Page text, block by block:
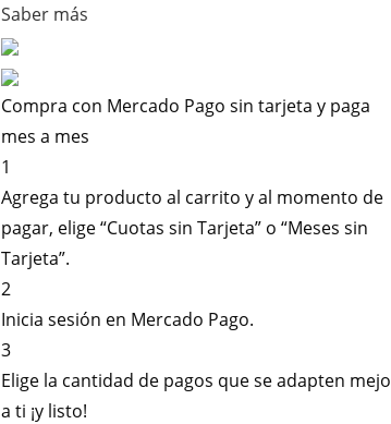
Saber más
Compra con Mercado Pago sin tarjeta y paga
mes a mes
1
Agrega tu producto al carrito y al momento de
pagar, elige “Cuotas sin Tarjeta” o “Meses sin
Tarjeta”.
2
Inicia sesión en Mercado Pago.
3
Elige la cantidad de pagos que se adapten
a ti ¡y listo!